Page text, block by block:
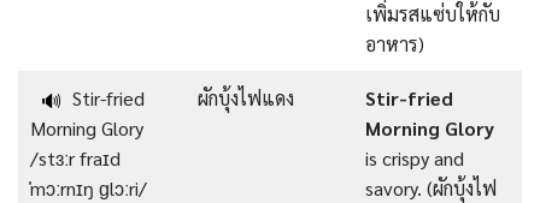
เพิ่มรสแซ่บให้กับ
อาหาร)
🔊 Stir-fried
Morning Glory
/stɜːr fraɪd
ˈmɔːrnɪŋ ɡlɔːri/
ผักบุ้งไฟแดง
Stir-fried
Morning Glory
is crispy and
savory. (ผักบุ้งไฟ